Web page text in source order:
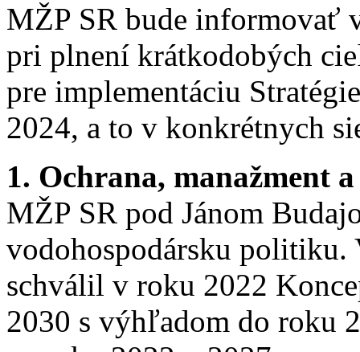
MŽP SR bude informovať
pri plnení krátkodobých
pre implementáciu
2024, a to v konkrétnych
1. Ochrana, manažment
MŽP SR pod Jánom
vodohospodársku
schválil v roku 2022
2030 s výhľadom do roku